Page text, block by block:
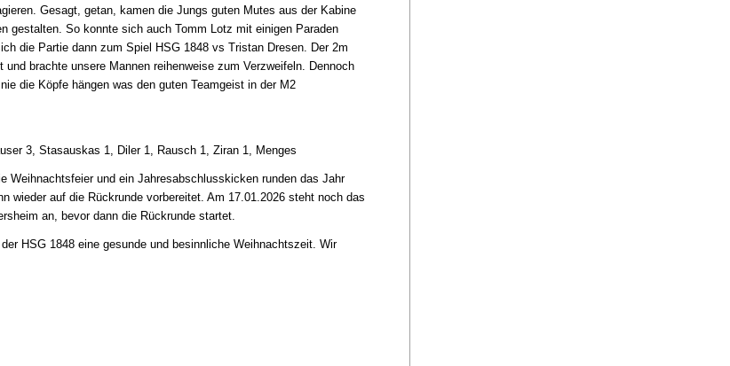
Gesagt, getan, kamen die Jungs guten Mutes aus der Kabine
gestalten. So konnte sich auch Tomm Lotz mit einigen Paraden
die Partie dann zum Spiel HSG 1848 vs Tristan Dresen. Der 2m
und brachte unsere Mannen reihenweise zum Verzweifeln. Dennoch
die Köpfe hängen was den guten Teamgeist in der M2
3, Stasauskas 1, Diler 1, Rausch 1, Ziran 1, Menges
Weihnachtsfeier und ein Jahresabschlusskicken runden das Jahr
wieder auf die Rückrunde vorbereitet. Am 17.01.2026 steht noch das
an, bevor dann die Rückrunde startet.
HSG 1848 eine gesunde und besinnliche Weihnachtszeit. Wir